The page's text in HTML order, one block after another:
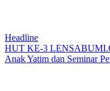
Headline
HUT KE-3
Anak Yatim dan Seminar